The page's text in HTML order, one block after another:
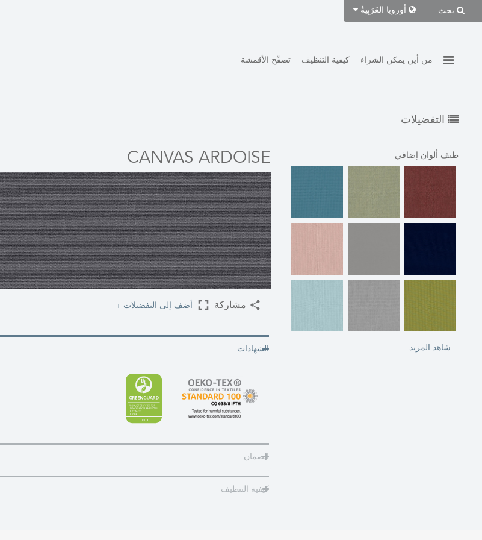
أوروبا العَرَبِيةُ
تصفّح الأقمشة كيفية التنظيف من أين يمكن الشراء
التفضيلات
CANVAS ARDOISE
مشاركة أضف إلى التفضيلات +
الشهادات
الضمان
كيفية التنظيف
طيف ألوان إضافي
شاهد المزيد